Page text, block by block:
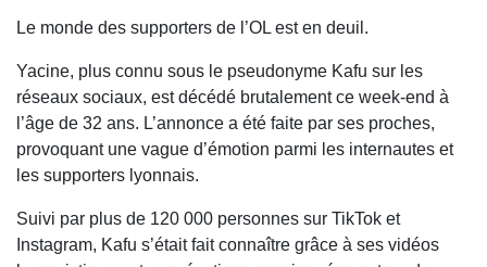
Le monde des supporters de l’OL est en deuil.
Yacine, plus connu sous le pseudonyme Kafu sur les
réseaux sociaux, est décédé brutalement ce week-end à
l’âge de 32 ans. L’annonce a été faite par ses proches,
provoquant une vague d’émotion parmi les internautes et
les supporters lyonnais.
Suivi par plus de 120 000 personnes sur TikTok et
Instagram, Kafu s’était fait connaître grâce à ses vidéos